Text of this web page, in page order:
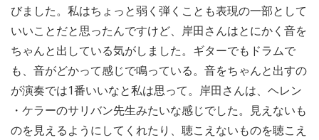
びました。私はちょっと弱く弾くことも表現の一部として
いいことだと思ったんですけど、岸田さんはとにかく音を
ちゃんと出している気がしました。ギターでもドラムで
も、音がどかって感じで鳴っている。音をちゃんと出すの
が演奏では1番いいなと私は思って。岸田さんは、ヘレン
・ケラーのサリバン先生みたいな感じでした。見えないも
のを見えるようにしてくれたり、聴こえないものを聴こえ